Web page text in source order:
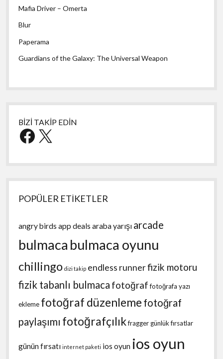
Mafia Driver – Omerta
Blur
Paperama
Guardians of the Galaxy: The Universal Weapon
BİZİ TAKİP EDİN
Facebook
X
POPÜLER ETİKETLER
angry birds app deals araba yarışı arcade
bulmaca bulmaca oyunu
chillingo dizi takip endless runnerfizik motoru
fizik tabanlı bulmaca fotoğraf fotoğrafa yazı
ekleme fotoğraf düzenleme fotoğraf
paylaşımı fotoğrafçılıkfraggergünlük fırsatlar
günün fırsatı internet paketi ios oyun ios oyun